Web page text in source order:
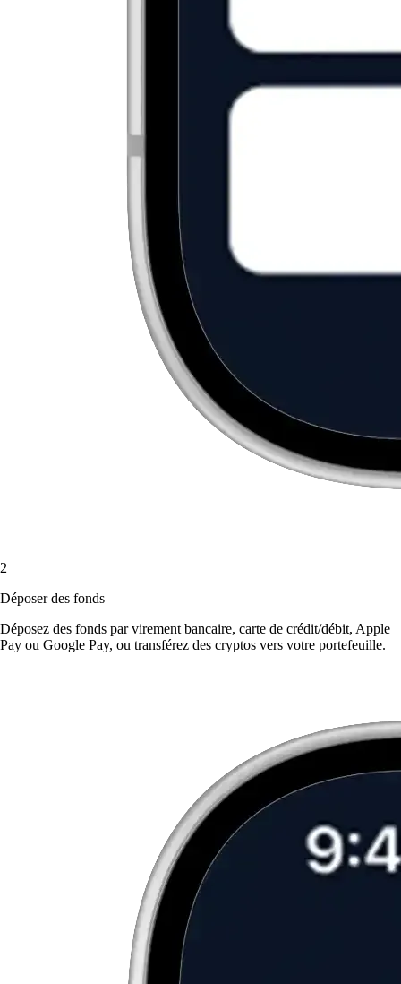
2
Déposer des fonds
Déposez des fonds par virement bancaire, carte de crédit/débit, Apple
Pay ou Google Pay, ou transférez des cryptos vers votre portefeuille.